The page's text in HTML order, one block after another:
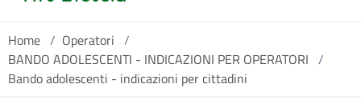
Home / Operatori /
BANDO ADOLESCENTI - INDICAZIONI PER OPERATORI /
Bando adolescenti - indicazioni per cittadini